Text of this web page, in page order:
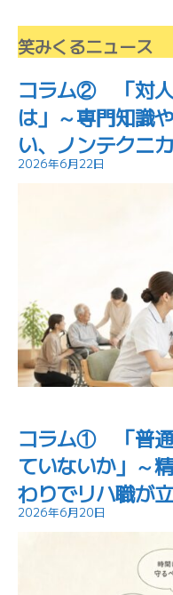
笑みくるニュース
コラム② 「対人
は」～専門知識
い、ノンテクニ
2026年6月22日
コラム① 「普通
ていないか」～
わりでリハ職が
2026年6月20日